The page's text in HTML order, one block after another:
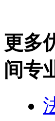
更多
间专